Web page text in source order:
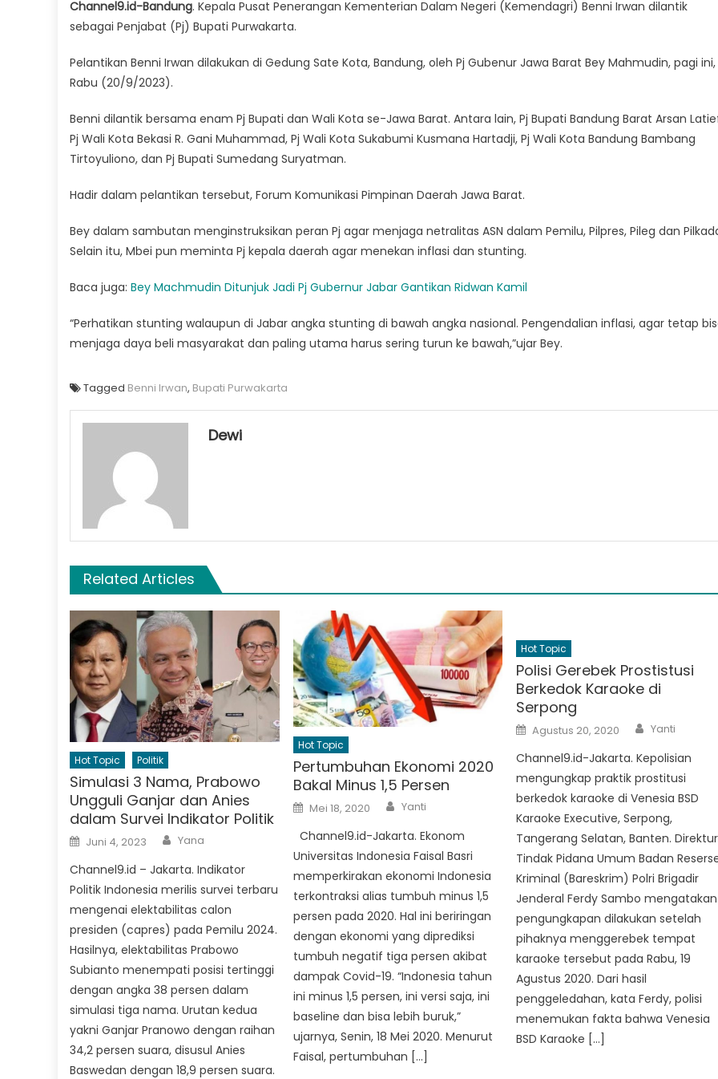
Channel9.id-Bandung. Kepala Pusat Penerangan Kementerian Dalam Negeri (Kemendagri) Benni Irwan dilantik
sebagai Penjabat (Pj) Bupati Purwakarta.
Pelantikan Benni Irwan dilakukan di Gedung Sate Kota, Bandung, oleh Pj Gubenur Jawa Barat Bey Mahmudin, pagi ini,
Rabu (20/9/2023).
Benni dilantik bersama enam Pj Bupati dan Wali Kota se-Jawa Barat. Antara lain, Pj Bupati Bandung Barat Arsan
Pj Wali Kota Bekasi R. Gani Muhammad, Pj Wali Kota Sukabumi Kusmana Hartadji, Pj Wali Kota Bandung Bambang
Tirtoyuliono, dan Pj Bupati Sumedang Suryatman.
Hadir dalam pelantikan tersebut, Forum Komunikasi Pimpinan Daerah Jawa Barat.
Bey dalam sambutan menginstruksikan peran Pj agar menjaga netralitas ASN dalam Pemilu, Pilpres, Pileg dan
Selain itu, Mbei pun meminta Pj kepala daerah agar menekan inflasi dan stunting.
Baca juga: Bey Machmudin Ditunjuk Jadi Pj Gubernur Jabar Gantikan Ridwan Kamil
“Perhatikan stunting walaupun di Jabar angka stunting di bawah angka nasional. Pengendalian inflasi, agar tetap
menjaga daya beli masyarakat dan paling utama harus sering turun ke bawah,”ujar Bey.
Tagged Benni Irwan, Bupati Purwakarta
Dewi
Related Articles
Hot Topic Politik
Simulasi 3 Nama, Prabowo
Ungguli Ganjar dan Anies
dalam Survei Indikator Politik
Posted
on
Juni 4, 2023 Author
Yana
Channel9.id – Jakarta. Indikator
Politik Indonesia merilis survei terbaru
mengenai elektabilitas calon
presiden (capres) pada Pemilu 2024.
Hasilnya, elektabilitas Prabowo
Subianto menempati posisi tertinggi
dengan angka 38 persen dalam
simulasi tiga nama. Urutan kedua
yakni Ganjar Pranowo dengan raihan
34,2 persen suara, disusul Anies
Baswedan dengan 18,9 persen suara.
Hot Topic
Pertumbuhan Ekonomi 2020
Bakal Minus 1,5 Persen
Posted
on
Mei 18, 2020 Author
Yanti
Channel9.id-Jakarta. Ekonom
Universitas Indonesia Faisal Basri
memperkirakan ekonomi Indonesia
terkontraksi alias tumbuh minus 1,5
persen pada 2020. Hal ini beriringan
dengan ekonomi yang diprediksi
tumbuh negatif tiga persen akibat
dampak Covid-19. “Indonesia tahun
ini minus 1,5 persen, ini versi saja, ini
baseline dan bisa lebih buruk,”
ujarnya, Senin, 18 Mei 2020. Menurut
Faisal, pertumbuhan […]
Hot Topic
Polisi Gerebek Prostistusi
Berkedok Karaoke di
Serpong
Posted
on
Agustus 20, 2020 Author
Yanti
Channel9.id-Jakarta. Kepolisian
mengungkap praktik prostitusi
berkedok karaoke di Venesia BSD
Karaoke Executive, Serpong,
Tangerang Selatan, Banten. Direktur
Tindak Pidana Umum Badan
Kriminal (Bareskrim) Polri Brigadir
Jenderal Ferdy Sambo mengatakan
pengungkapan dilakukan setelah
pihaknya menggerebek tempat
karaoke tersebut pada Rabu, 19
Agustus 2020. Dari hasil
penggeledahan, kata Ferdy, polisi
menemukan fakta bahwa Venesia
BSD Karaoke […]